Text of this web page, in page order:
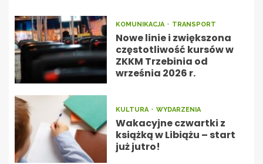
KOMUNIKACJA TRANSPORT
Nowe linie i zwiększona
częstotliwość kursów w
ZKKM Trzebinia od
września 2026 r.
KULTURA WYDARZENIA
Wakacyjne czwartki z
książką w Libiążu – start
już jutro!